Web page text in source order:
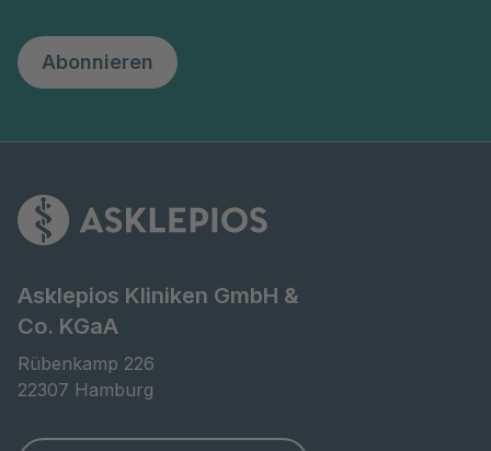
Abonnieren
Asklepios Kliniken GmbH &
Co. KGaA
Rübenkamp 226
22307 Hamburg